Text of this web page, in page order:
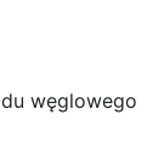
węglowego